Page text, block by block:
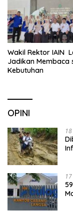
Wakil Rektor IAIN
Jadikan Membaca
Kebutuhan
OPINI